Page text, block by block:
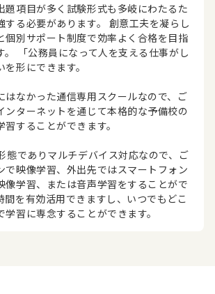
題項目が多く試験形式も多岐にわたるた
する必要があります。 創意工夫を凝らし
個別サポート制度で効率よく合格を目指
。 「公務員になって人を支える仕事がし
形にできます。
はなかった通信専用スクールなので、ご
ンターネットを通じて本格的な予備校の
することができます。
態でありマルチデバイス対応なので、ご
で映像学習、外出先ではスマートフォン
像学習、または音声学習をすることがで
間を有効活用できますし、いつでもどこ
習に専念することができます。